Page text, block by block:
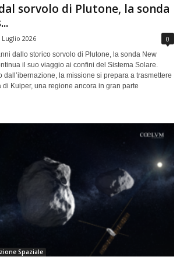
sorvolo di Plutone, la sonda
Luglio 2026 0
dallo storico sorvolo di Plutone, la sonda New
il suo viaggio ai confini del Sistema Solare.
dall’ibernazione, la missione si prepara a trasmettere
Kuiper, una regione ancora in gran parte
Spaziale